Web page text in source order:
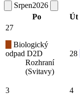
Srpen2026
Po
Út
27
Biologický
odpad D2D
Rozhraní
(Svitavy)
28
3 4